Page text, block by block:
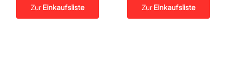
ZurEinkaufsliste ZurEinkaufsliste